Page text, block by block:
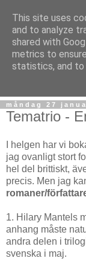
måndag 27
Tematrio -
I helgen har vi
jag ovanligt stort
hel del brittiskt,
precis. Men jag
romaner/
1. Hilary Mantels
anhang måste
andra delen i
svenska i maj.
This site uses
and to analyze
shared with
metrics to
statistics, and to